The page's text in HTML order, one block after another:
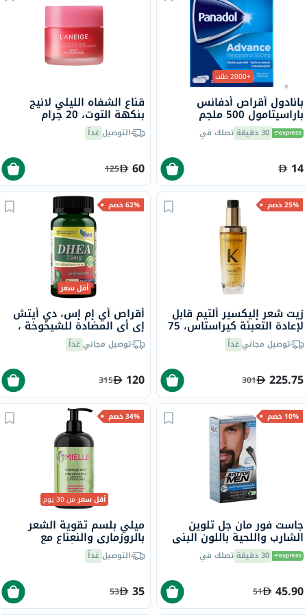
+2000 طلب
بانادول أقراص أدفانس
باراسيتامول 500 ملجم
قرص 30 دقيقة تصلك في
14
قناع الشفاه الليلي لانيج
بنكهة التوت، 20 جرام
التوصيلغداً
60
125
25% خصم
زيت شعر إليكسير ألتيم قابل
لإعادة التعبئة كيراستاس، 75
ملتوصيل مجانيغداً
225.75
301
62% خصم
أقل سعر
أقراص أي إم إس، دي أيتش
إي أي المضادة للشيخوخة ،
بتركيز 25 مجم - 60 قرصتوصيل مجانيغداً
120
315
10% خصم
جاست فور مان جل تلوين
الشارب واللحية باللون البني
الداكن M-5030 دقيقة تصلك في
45.90
51
34% خصم
أقل سعرمن 30 يوم
ميلي بلسم تقوية الشعر
بالروزماري والنعناع مع
البيوتين لجميع أنواع الشعر
355 ملالتوصيلغداً
35
53